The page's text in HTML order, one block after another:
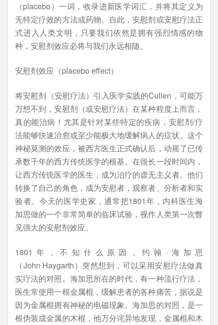
（placebo）一词，收录进新医学词汇，并将其定义为
无特定疗效的方法或药物。自此，安慰剂或安慰疗法正
式进入人类文明，只要我们依然是拥有强烈情感的物
种，安慰剂效应必将与我们永远相随。
安慰剂效应（placebo effect）
将安慰剂（安慰疗法）引入医学实践的Cullen，可能万
万想不到，安慰剂（或安慰疗法）在某种程度上而言，
真的能治病！尤其是针对某些特定的疾病，安慰剂/疗
法能够快速治愈或至少能极大地缓解病人的症状。这个
神秘莫测的效应，被西方医生正式确认后，动摇了已传
承数千年的西方传统医学的根基。在很长一段时间内，
让西方传统医学的医生，成为治疗的虚无主义者。他们
转换了自己的角色，成为安慰者，观察者、分析者和实
验者。今天的医学史家，通常把1801年，内科医生海
加思做的一个非常简单的临床试验，视作人类第一次瞥
见强大的安慰剂效应。
1801年，不知什么原因，约翰·海加思
（John Haygarth）突然想到，可以采用安慰疗法做真
实疗法的对照。海加思所在的时代，有一种流行疗法，
医生常使用一根金属棍，缓解患者的各种痛苦，据说是
因为金属棍拥有神秘的电磁现象。海加思的对照，是一
根伪装成金属的木棍，他万分诧异地发现，金属棍和木